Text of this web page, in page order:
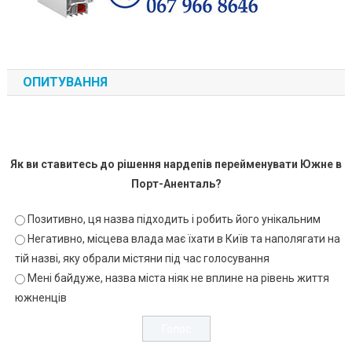
ОПИТУВАННЯ
Як ви ставитесь до рішення нардепів перейменувати Южне в
Порт-Аненталь?
Позитивно, ця назва підходить і робить його унікальним
Негативно, місцева влада має їхати в Київ та наполягати на
тій назві, яку обрали містяни під час голосування
Мені байдуже, назва міста ніяк не вплине на рівень життя
южненців